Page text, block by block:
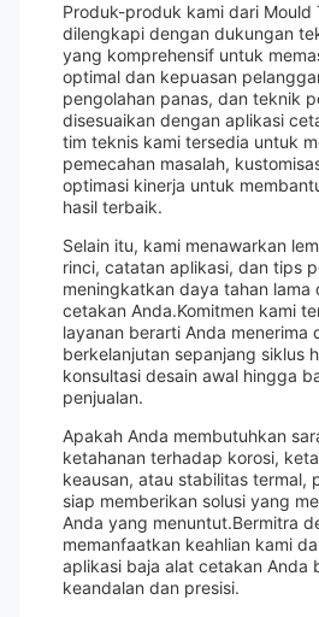
Produk-produk kami dari Mould
dilengkapi dengan dukungan
yang komprehensif untuk
optimal dan kepuasan
pengolahan panas, dan teknik
disesuaikan dengan aplikasi
tim teknis kami tersedia untuk
pemecahan masalah,
optimasi kinerja untuk
hasil terbaik.
Selain itu, kami menawarkan
rinci, catatan aplikasi, dan tips
meningkatkan daya tahan lama
cetakan Anda.Komitmen kami
layanan berarti Anda menerima
berkelanjutan sepanjang siklus
konsultasi desain awal hingga
penjualan.
Apakah Anda membutuhkan
ketahanan terhadap korosi,
keausan, atau stabilitas termal,
siap memberikan solusi yang
Anda yang menuntut.Bermitra
memanfaatkan keahlian kami
aplikasi baja alat cetakan Anda
keandalan dan presisi.